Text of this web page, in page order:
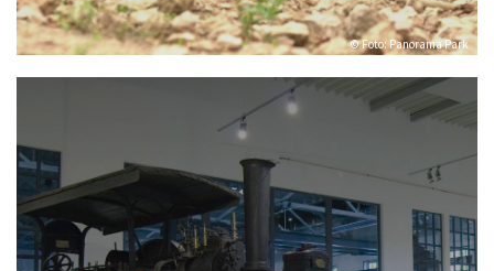
© Foto: Panorama Park